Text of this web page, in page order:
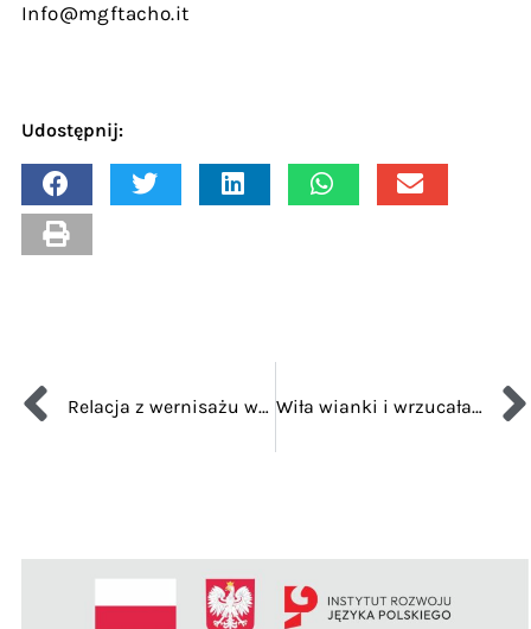
Info@mgftacho.it
Udostępnij:
Relacja z wernisażu wystawy: “Sztuka Dialogu” Wiła wianki i wrzucała je do falującej wody. Tradycje i legendy związane z początkiem lata w polskiej tradycji